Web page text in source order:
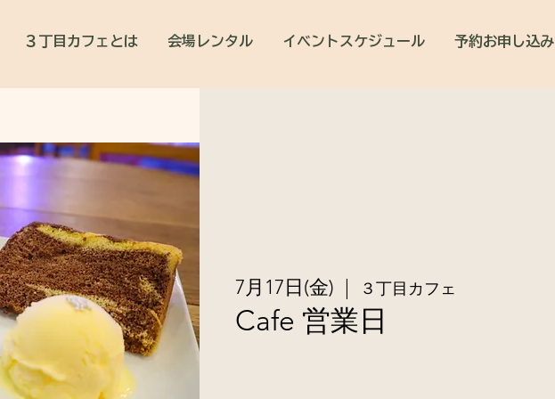
３丁目カフェとは 会場レンタル イベントスケジュール 予約お申し込み
7月17日(金) ３丁目カフェ
Cafe 営業日